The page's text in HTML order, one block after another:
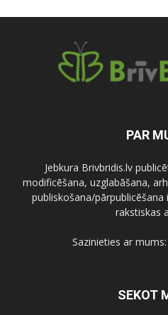
PAR
Jebkura Brivbridis.lv
modificēšana, uzglabāšana,
publiskošana/
rakstiskas
Sazinieties ar mums:
SEKOT